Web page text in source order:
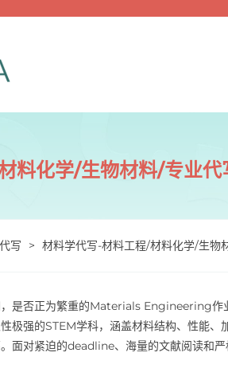
料化学/生物材料/专业代
写 > 材料学代写-材料工程/材料化学/生物
是否正为繁重的Materials Engineering作
极强的STEM学科，涵盖材料结构、性能、
面对紧迫的deadline、海量的文献阅读和